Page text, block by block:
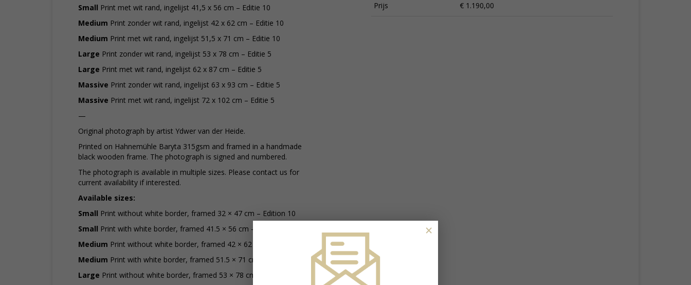
Small Print met wit rand, ingelijst 41,5 x 56 cm – Editie 10
Medium Print zonder wit rand, ingelijst 42 x 62 cm – Editie 10
Medium Print met wit rand, ingelijst 51,5 x 71 cm – Editie 10
Large Print zonder wit rand, ingelijst 53 x 78 cm – Editie 5
Large Print met wit rand, ingelijst 62 x 87 cm – Editie 5
Massive Print zonder wit rand, ingelijst 63 x 93 cm – Editie 5
Massive Print met wit rand, ingelijst 72 x 102 cm – Editie 5
—
Original photograph by artist Ydwer van der Heide.
Printed on Hahnemühle Baryta 315gsm and framed in a handmade
black wooden frame. The photograph is signed and numbered.
The photograph is available in multiple sizes. Please contact us for
current availability if interested.
Available sizes:
Small Print without white border, framed 32 × 47 cm – Edition 10
Small Print with white border, framed 41.5 × 56 cm – Edition 10
Medium Print without white border, framed 42 × 62 cm – Edition 10
Medium Print with white border, framed 51.5 × 71 cm – Edition 10
Large Print without white border, framed 53 × 78 cm – Edition 5
Prijs € 1.190,00
×